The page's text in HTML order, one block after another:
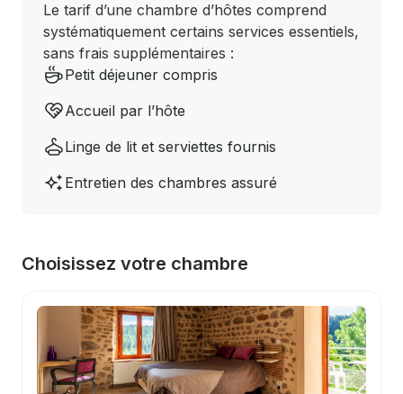
Le tarif d’une chambre d’hôtes comprend
systématiquement certains services essentiels,
sans frais supplémentaires :
Petit déjeuner compris
Accueil par l’hôte
Linge de lit et serviettes fournis
Entretien des chambres assuré
Choisissez votre chambre